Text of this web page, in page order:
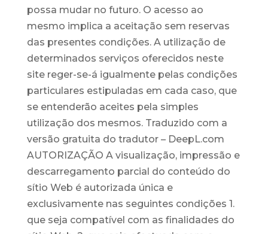
possa mudar no futuro. O acesso ao
mesmo implica a aceitação sem reservas
das presentes condições. A utilização de
determinados serviços oferecidos neste
site reger-se-á igualmente pelas condições
particulares estipuladas em cada caso, que
se entenderão aceites pela simples
utilização dos mesmos. Traduzido com a
versão gratuita do tradutor – DeepL.com
AUTORIZAÇÃO A visualização, impressão e
descarregamento parcial do conteúdo do
sítio Web é autorizada única e
exclusivamente nas seguintes condições 1.
que seja compatível com as finalidades do